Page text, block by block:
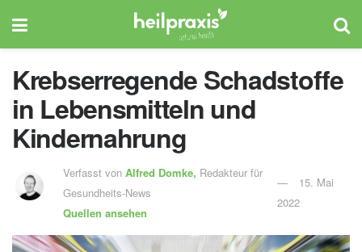
Krebserregende Schadstoffe
in Lebensmitteln und
Kindernahrung
Verfasst vonAlfred Domke, Redakteur für
Gesundheits-News
Quellen ansehen
15. Mai
2022